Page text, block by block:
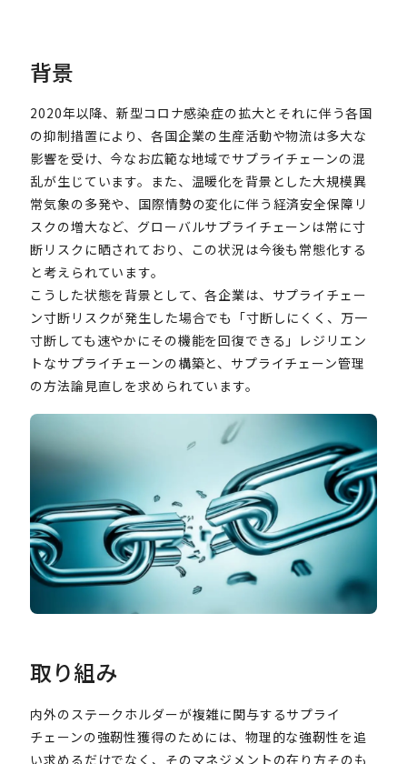
背景
2020年以降、新型コロナ感染症の拡大とそれに伴う各国
の抑制措置により、各国企業の生産活動や物流は多大な
影響を受け、今なお広範な地域でサプライチェーンの混
乱が生じています。また、温暖化を背景とした大規模異
常気象の多発や、国際情勢の変化に伴う経済安全保障リ
スクの増大など、グローバルサプライチェーンは常に寸
断リスクに晒されており、この状況は今後も常態化する
と考えられています。
こうした状態を背景として、各企業は、サプライチェー
ン寸断リスクが発生した場合でも「寸断しにくく、万一
寸断しても速やかにその機能を回復できる」レジリエン
トなサプライチェーンの構築と、サプライチェーン管理
の方法論見直しを求められています。
取り組み
内外のステークホルダーが複雑に関与するサプライ
チェーンの強靭性獲得のためには、物理的な強靭性を追
い求めるだけでなく、そのマネジメントの在り方そのも